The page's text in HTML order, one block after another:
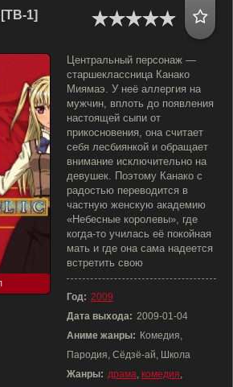
1]
Центральный персонаж —
старшеклассница Канако
Миямаэ. У неё аллергия на
мужчин, вплоть до появления
настоящей сыпи от
прикосновения, она считает
себя лесбиянкой и обращает
внимание исключительно на
девушек. Поэтому Канако с
радостью переводится в
частную женскую академию
«Небесные королевы», где
когда-то училась её покойная
мать и где она сама надеется
встретить свою
Год: 2009
Дата выхода: 2009-01-04
Аниме жанры: Комедия,
Пародия, Сёдзё-ай, Школа
Жанры: драма, комедия,